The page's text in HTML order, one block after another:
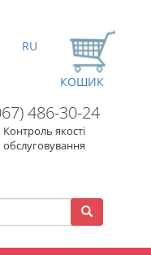
486-30-24
Контроль якості
обслуговування
RU
КОШИК